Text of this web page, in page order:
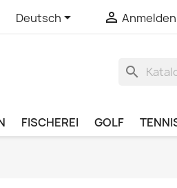
Deutsch  Anmelden
search
FISCHEREI GOLF